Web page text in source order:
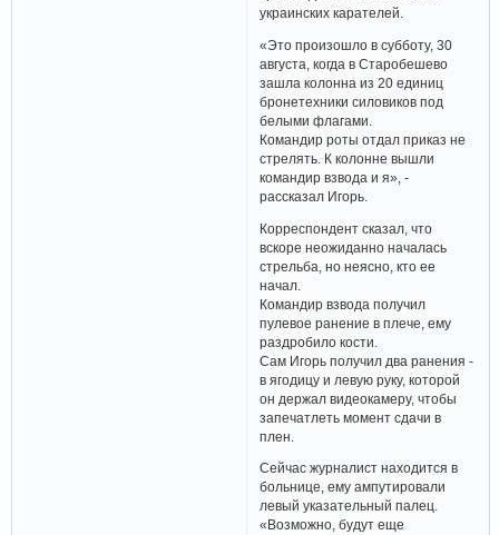
украинских карателей.
«Это произошло в субботу, 30
августа, когда в Старобешево
зашла колонна из 20 единиц
бронетехники силовиков под
белыми флагами.
Командир роты отдал приказ не
стрелять. К колонне вышли
командир взвода и я», -
рассказал Игорь.
Корреспондент сказал, что
вскоре неожиданно началась
стрельба, но неясно, кто ее
начал.
Командир взвода получил
пулевое ранение в плече, ему
раздробило кости.
Сам Игорь получил два ранения -
в ягодицу и левую руку, которой
он держал видеокамеру, чтобы
запечатлеть момент сдачи в
плен.
Сейчас журналист находится в
больнице, ему ампутировали
левый указательный палец.
«Возможно, будут еще